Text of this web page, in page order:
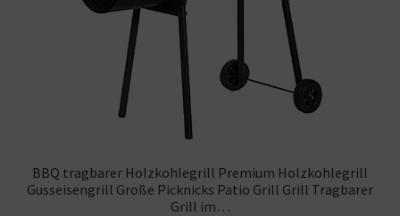
BBQ tragbarer Holzkohlegrill Premium Holzkohlegrill
Gusseisengrill Große Picknicks Patio Grill Grill Tragbarer
Grill im…